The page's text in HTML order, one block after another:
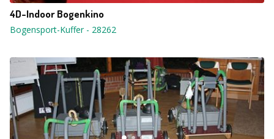
4D-Indoor Bogenkino
Bogensport-Kuffer- 28262